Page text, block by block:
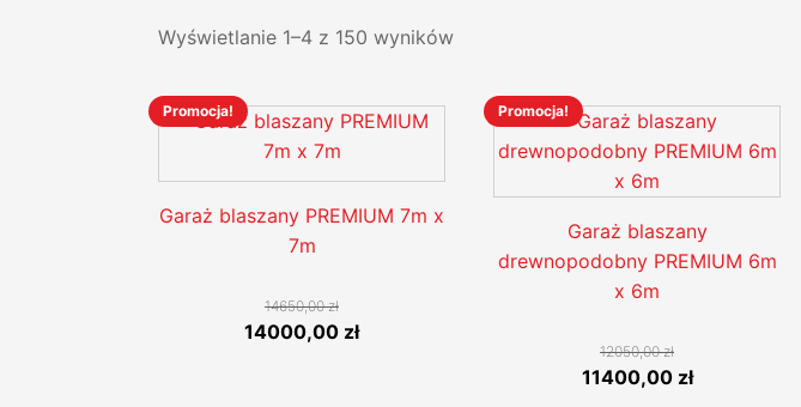
Wyświetlanie 1–4 z 150 wyników
Promocja!
Garaż blaszany PREMIUM 7m x
7m
14650,00zł
Pierwotna
14000,00 złAktualna
Ten
ma
wiele
Promocja!
Garaż blaszany
drewnopodobny PREMIUM 6m
x 6m
12050,00zł
Pierwotna
11400,00 złAktualna
Ten
produkt
wariantów.
Opcje